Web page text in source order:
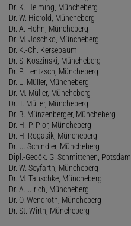
Dr. K. Helming, Müncheberg
Dr. W. Hierold, Müncheberg
Dr. A. Höhn, Müncheberg
Dr. M. Joschko, Müncheberg
Dr. K.-Ch. Kersebaum
Dr. S. Koszinski, Müncheberg
Dr. P. Lentzsch, Müncheberg
Dr. L. Müller, Müncheberg
Dr. M. Müller, Müncheberg
Dr. T. Müller, Müncheberg
Dr. B. Münzenberger, Müncheberg
Dr. H.-P. Pior, Müncheberg
Dr. H. Rogasik, Müncheberg
Dr. U. Schindler, Müncheberg
Dipl.-Geoök. G. Schmittchen, Potsdam
Dr. W. Seyfarth, Müncheberg
Dr. M. Tauschke, Müncheberg
Dr. A. Ulrich, Müncheberg
Dr. O. Wendroth, Müncheberg
Dr. St. Wirth, Müncheberg